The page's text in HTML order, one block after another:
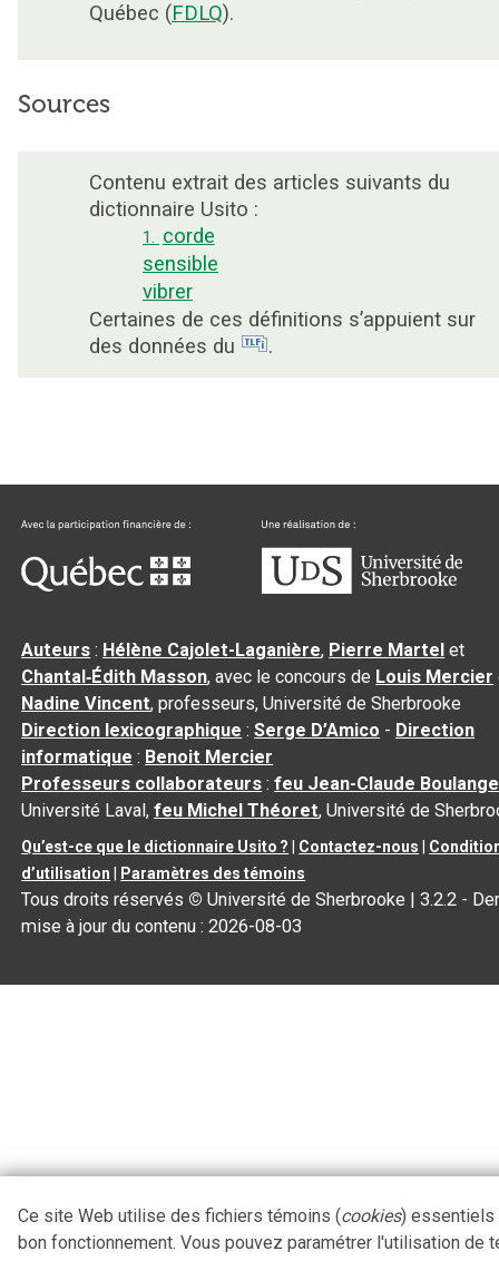
Québec (FDLQ).
Sources
Contenu extrait des articles suivants du
dictionnaire Usito :
1. corde
sensible
vibrer
Certaines de ces définitions s’appuient sur
des données du
.
Auteurs : Hélène Cajolet-Laganière, Pierre Martel et
Chantal‑Édith Masson, avec le concours de Louis Mercier
Nadine Vincent, professeurs, Université de Sherbrooke
Direction lexicographique :Serge D’Amico - Direction
informatique : Benoit Mercier
Professeurs collaborateurs :feu Jean-Claude
Université Laval,feu Michel Théoret, Université de
Qu’est-ce que le dictionnaire Usito ? Contactez-nous
d’utilisation
Paramètres des témoins
Tous droits réservés © Université de Sherbrooke |3.2.2 -
mise à jour du contenu :2026-08-03
Ce site Web utilise des fichiers témoins (cookies) essentiels
bon fonctionnement. Vous pouvez paramétrer l'utilisation de